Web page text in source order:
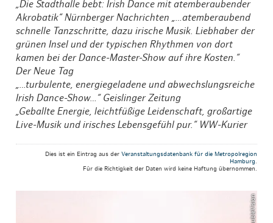
„Die Stadthalle bebt: Irish Dance mit atemberaubender
Akrobatik“ Nürnberger Nachrichten „…atemberaubend
schnelle Tanzschritte, dazu irische Musik. Liebhaber der
grünen Insel und der typischen Rhythmen von dort
kamen bei der Dance-Master-Show auf ihre Kosten.“
Der Neue Tag
„…turbulente, energiegeladene und abwechslungsreiche
Irish Dance-Show…“ Geislinger Zeitung
„Geballte Energie, leichtfüßige Leidenschaft, großartige
Live-Musik und irisches Lebensgefühl pur.“ WW-Kurier
Dies ist ein Eintrag aus der Veranstaltungsdatenbank für die Metropolregion
Hamburg.
Für die Richtigkeit der Daten wird keine Haftung übernommen.